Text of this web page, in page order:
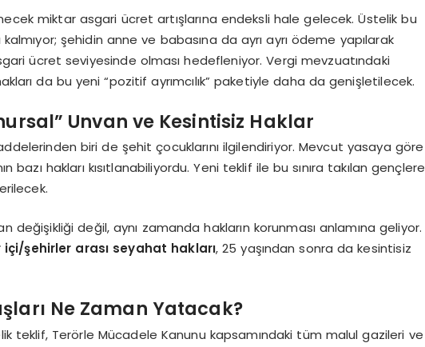
miktar asgari ücret artışlarına endeksli hale gelecek. Üstelik bu
şehidin anne ve babasına da ayrı ayrı ödeme yapılarak
ücret seviyesinde olması hedefleniyor. Vergi mevzuatındaki
da bu yeni “pozitif ayrımcılık” paketiyle daha da genişletilecek.
Unvan ve Kesintisiz Haklar
biri de şehit çocuklarını ilgilendiriyor. Mevcut yasaya göre
bazı hakları kısıtlanabiliyordu. Yeni teklif ile bu sınıra takılan gençlere
değişikliği değil, aynı zamanda hakların korunması anlamına geliyor.
şehirler arası seyahat hakları, 25 yaşından sonra da kesintisiz
Ne Zaman Yatacak?
teklif, Terörle Mücadele Kanunu kapsamındaki tüm malul gazileri ve